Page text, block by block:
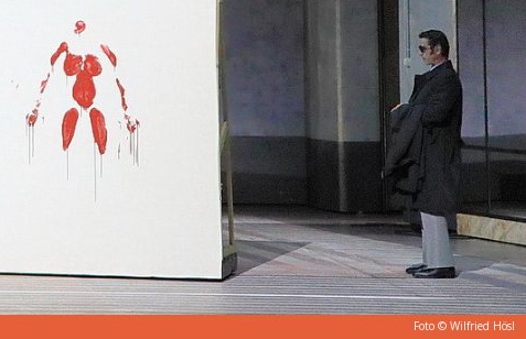
Foto © Wilfried Hösl